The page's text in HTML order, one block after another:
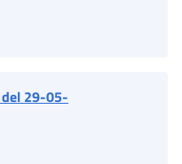
29-05-